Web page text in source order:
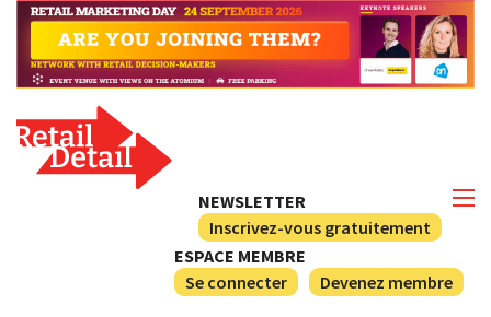
NEWSLETTER
Inscrivez-vous gratuitement
ESPACE MEMBRE
Se connecter
Devenez membre